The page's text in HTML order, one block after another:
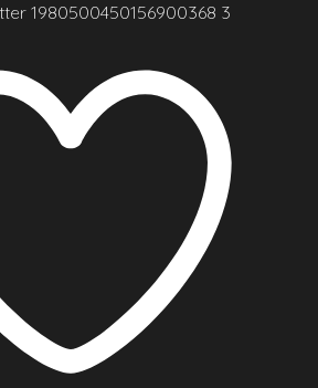
1980500450156900368 3